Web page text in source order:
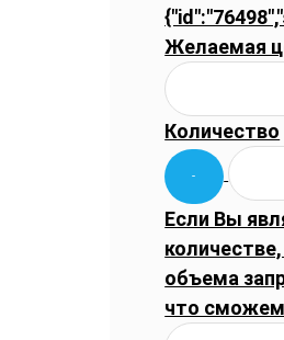
Желаемая
Количество
Если Вы
объема
что